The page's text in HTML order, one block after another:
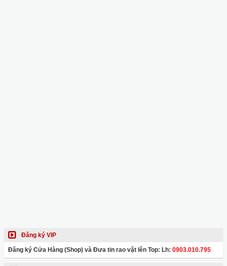
Đăng ký VIP
Đăng ký Cửa Hàng (Shop) và Đưa tin rao vặt lên Top: Lh: 0903.010.795